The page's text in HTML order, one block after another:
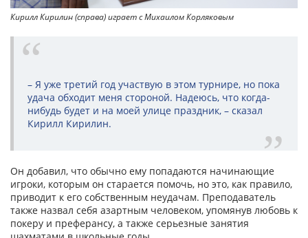
Кирилл Кирилин (справа) играет с Михаилом Корляковым
– Я уже третий год участвую в этом турнире, но пока
удача обходит меня стороной. Надеюсь, что когда-
нибудь будет и на моей улице праздник, – сказал
Кирилл Кирилин.
Он добавил, что обычно ему попадаются начинающие
игроки, которым он старается помочь, но это, как правило,
приводит к его собственным неудачам. Преподаватель
также назвал себя азартным человеком, упомянув любовь к
покеру и преферансу, а также серьезные занятия